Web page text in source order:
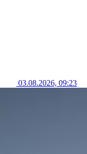
03.08.2026, 09:23